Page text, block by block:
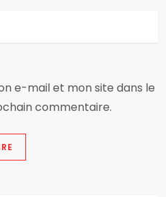
e-mail et mon site dans le
commentaire.